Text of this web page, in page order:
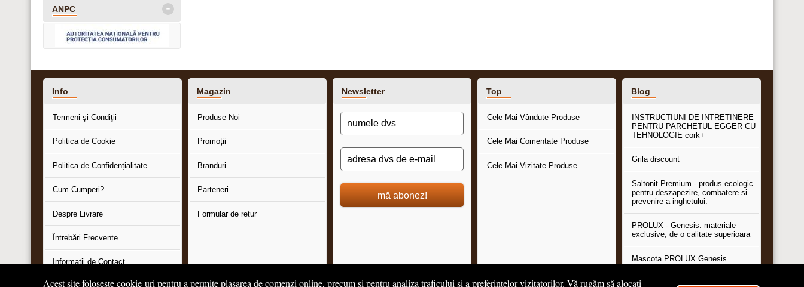
ANPC -
Info
Termeni şi Condiţii
Politica de Cookie
Politica de Confidențialitate
Cum Cumperi?
Despre Livrare
Întrebări Frecvente
Informaţii de Contact
Magazin
Produse Noi
Promoții
Branduri
Parteneri
Formular de retur
Newsletter
mă abonez!
Top
Cele Mai Vândute Produse
Cele Mai Comentate Produse
Cele Mai Vizitate Produse
Blog
INSTRUCTIUNI DE INTRETINERE
PENTRU PARCHETUL EGGER CU
TEHNOLOGIE cork+
Grila discount
Saltonit Premium - produs ecologic
pentru deszapezire, combatere si
prevenire a inghetului.
PROLUX - Genesis: materiale
exclusive, de o calitate superioara
Mascota PROLUX Genesis
...toate articolele & ştirile
Acest site folosește cookie-uri pentru a permite plasarea de comenzi online, precum și pentru analiza traficului și a preferințelor vizitatorilor. Vă rugăm să alocați